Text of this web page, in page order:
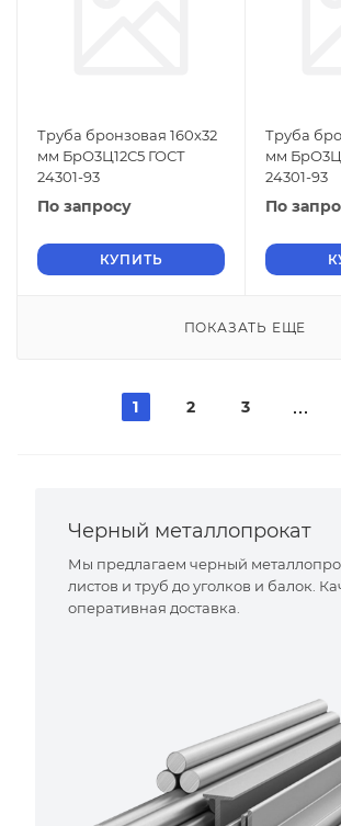
Труба бронзовая 160х32
мм БрО3Ц12С5 ГОСТ
24301-93
По запросу
КУПИТЬ
Труба
мм
24301-93
По
ПОКАЗАТЬ ЕЩЕ
1 2 3
Черный металлопрокат
Мы предлагаем черный
листов и труб до уголков и балок.
оперативная доставка.